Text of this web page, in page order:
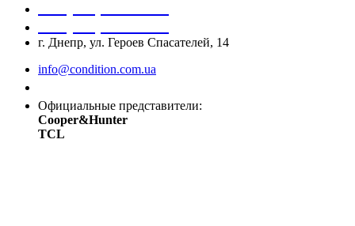
г. Днепр, ул. Героев Спасателей, 14
info@condition.com.ua
Официальные представители:
Cooper&Hunter
TCL